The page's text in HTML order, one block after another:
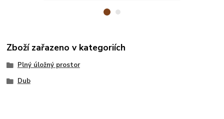
Zboží zařazeno v kategoriích
Plný úložný prostor
Dub